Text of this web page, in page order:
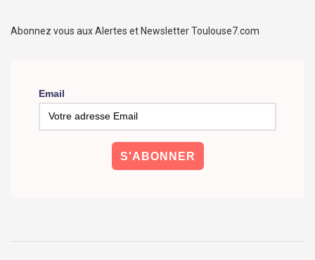
Abonnez vous aux Alertes et Newsletter Toulouse7.com
Email